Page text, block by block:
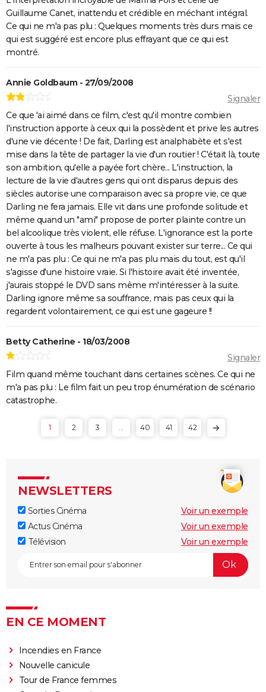
Rémi sans famille : bande-annonce et date de sortie
du film
Guillaume Canet, inattendu et crédible en méchant intégral.
Ce qui ne m'a pas plu : Quelques moments très durs mais ce
qui est suggéré est encore plus effrayant que ce qui est
montré.
Annie Goldbaum - 27/09/2008
Signaler
Ce que 'ai aimé dans ce film, c'est qu'il montre combien
l'instruction apporte à ceux qui la possèdent et prive les autres
d'une vie décente ! De fait, Darling est analphabète et s'est
mise dans la tête de partager la vie d'un routier ! C'était là, toute
son ambition, qu'elle a payée fort chère... L'instruction, la
lecture de la vie d'autres gens qui ont disparus depuis des
siècles autorise une comparaison avec sa propre vie, ce que
Darling ne fera jamais. Elle vit dans une profonde solitude et
même quand un "ami" propose de porter plainte contre un
bel alcoolique très violent, elle réfuse. L'ignorance est la porte
ouverte à tous les malheurs pouvant exister sur terre... Ce qui
ne m'a pas plu : Ce qui ne m'a pas plu mais du tout, est qu'il
s'agisse d'une histoire vraie. Si l'histoire avait été inventée,
j'aurais stoppé le DVD sans même m'intéresser à la suite.
Darling ignore même sa souffrance, mais pas ceux qui la
regardent volontairement, ce qui est une gageure !!
Betty Catherine - 18/03/2008
Signaler
Film quand même touchant dans certaines scènes. Ce qui ne
m'a pas plu : Le film fait un peu trop énumération de scénario
catastrophe.
1 2 3 40 41 42
NEWSLETTERS
Sorties Cinéma
Voir un exemple
Actus Cinéma
Voir un exemple
Télévision
Voir un exemple
EN CE MOMENT
Incendies en France
Nouvelle canicule
Tour de France femmes